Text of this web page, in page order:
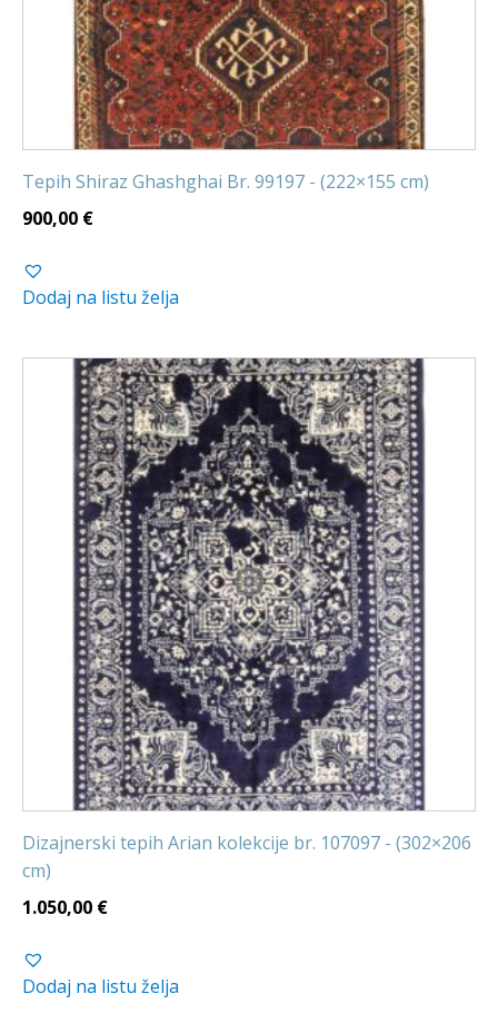
Tepih Shiraz Ghashghai Br. 99197 - (222×155 cm)
900,00 €
Dodaj na listu želja
Dizajnerski tepih Arian kolekcije br. 107097 - (302×206
cm)
1.050,00 €
Dodaj na listu želja